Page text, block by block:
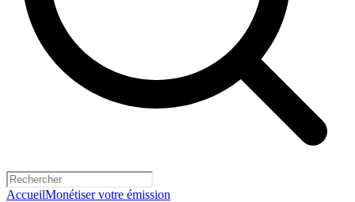
AccueilMonétiser votre émission